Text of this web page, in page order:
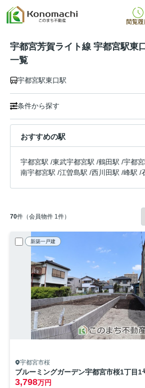
閲覧
宇都宮芳賀ライト線 宇都宮駅東
一覧
宇都宮駅東口駅
条件から探す
おすすめの駅
宇都宮駅 /東武宇都宮駅 /鶴田駅 /宇都
南宇都宮駅 /江曽島駅 /西川田駅 /峰駅 /
70件（会員物件 1件）
新築一戸建
宇都宮市桜
ブルーミングガーデン宇都宮市桜1丁目 1
3,798万円